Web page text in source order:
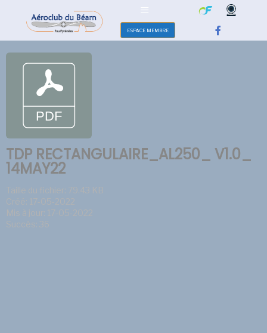
ESPACE MEMBRE
TDP RECTANGULAIRE_AL250_ V1.0_
14MAY22
Taille du fichier: 79.43 KB
Créé: 17-05-2022
Mis à jour: 17-05-2022
Succès: 36